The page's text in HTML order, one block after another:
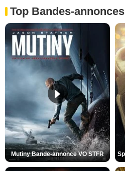
Top Bandes-annonces
Mutiny Bande-annonce VO STFR